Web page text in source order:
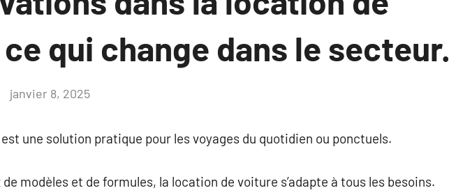
qui change dans le secteur.
janvier 8, 2025
une solution pratique pour les voyages du quotidien ou ponctuels.
modèles et de formules, la location de voiture s’adapte à tous les besoins.